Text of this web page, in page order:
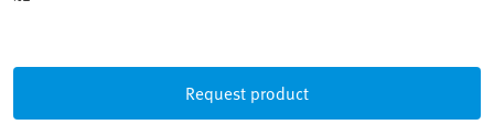
Request product